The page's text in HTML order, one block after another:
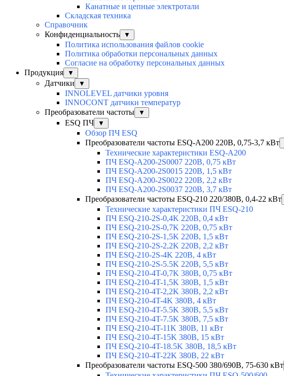
Канатные и цепные электротали
Складская техника
Справочник
Конфиденциальность
▼
Политика использования файлов cookie
Политика обработки персональных данных
Согласие на обработку персональных данных
Продукция
▼
Датчики ▼
INNOLEVEL датчики уровня
INNOCONT датчики температур
Преобразователи частоты
▼
ESQ ПЧ ▼
Обзор ПЧ ESQ
Преобразователи частоты ESQ-A200 220В, 0,75-3,7 кВт
Технические характеристики ESQ-A200
ПЧ ESQ-A200-2S0007 220В, 0,75 кВт
ПЧ ESQ-A200-2S0015 220В, 1,5 кВт
ПЧ ESQ-A200-2S0022 220В, 2,2 кВт
ПЧ ESQ-A200-2S0037 220В, 3,7 кВт
Преобразователи частоты ESQ-210 220/380В, 0,4-22 кВт
Технические характеристики ПЧ ESQ-210
ПЧ ESQ-210-2S-0,4K 220В, 0,4 кВт
ПЧ ESQ-210-2S-0,7K 220В, 0,75 кВт
ПЧ ESQ-210-2S-1,5K 220В, 1,5 кВт
ПЧ ESQ-210-2S-2,2K 220В, 2,2 кВт
ПЧ ESQ-210-2S-4K 220В, 4 кВт
ПЧ ESQ-210-2S-5.5K 220В, 5,5 кВт
ПЧ ESQ-210-4T-0,7K 380В, 0,75 кВт
ПЧ ESQ-210-4T-1,5K 380В, 1,5 кВт
ПЧ ESQ-210-4T-2,2K 380В, 2,2 кВт
ПЧ ESQ-210-4T-4K 380В, 4 кВт
ПЧ ESQ-210-4T-5.5K 380В, 5,5 кВт
ПЧ ESQ-210-4T-7.5K 380В, 7,5 кВт
ПЧ ESQ-210-4T-11K 380В, 11 кВт
ПЧ ESQ-210-4T-15K 380В, 15 кВт
ПЧ ESQ-210-4T-18.5K 380В, 18,5 кВт
ПЧ ESQ-210-4T-22K 380В, 22 кВт
Преобразователи частоты ESQ-500 380/690В, 75-630 кВт